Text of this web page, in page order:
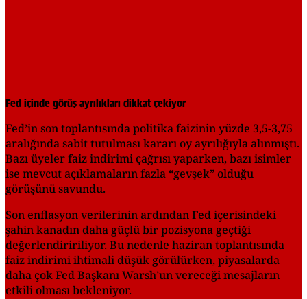
Fed içinde görüş ayrılıkları dikkat çekiyor
Fed’in son toplantısında politika faizinin yüzde 3,5-3,75
aralığında sabit tutulması kararı oy ayrılığıyla alınmıştı.
Bazı üyeler faiz indirimi çağrısı yaparken, bazı isimler
ise mevcut açıklamaların fazla “gevşek” olduğu
görüşünü savundu.
Son enflasyon verilerinin ardından Fed içerisindeki
şahin kanadın daha güçlü bir pozisyona geçtiği
değerlendiririliyor. Bu nedenle haziran toplantısında
faiz indirimi ihtimali düşük görülürken, piyasalarda
daha çok Fed Başkanı Warsh’un vereceği mesajların
etkili olması bekleniyor.